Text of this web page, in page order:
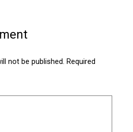
not be published. Required